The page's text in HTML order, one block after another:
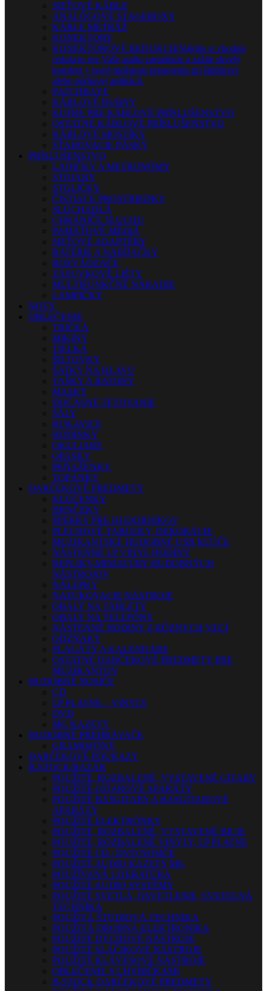
SIEŤOVÉ KÁBLE
ANALÓGOVÉ STAGEBOXY
KÁBLE METRÁŽ
KONEKTORY
KONEKTOROVÉ REDUKCIENájdite si vhodnú
redukciu pre Vaše audio zariadenie a zažite skvelý
komfort + nové možnosti prepojenia pri štúdiovej,
alebo pódiovej aplikácii.
PATCHBAYE
KÁBLOVÉ BUBNY
KUFRE PRE KÁBLOVÉ PRÍSLUŠENSTVO
OSTATNÉ KÁBLOVÉ PRÍSLUŠENSTVO
KÁBLOVÉ MOSTÍKY
SŤAHOVACIE PÁSKY
PRÍSLUŠENSTVO
LADIČKY A METRONÓMY
STOJANY
STOLIČKY
ČISTIACE PROSTRIEDKY
SLÚCHADLÁ
CHRÁNIČE SLUCHU
PAMÄŤOVÉ MÉDIÁ
SIEŤOVÉ ADAPTÉRY
BATÉRIE A NABÍJAČKY
ROZVÁDZAČE
ZÁSUVKOVÉ LIŠTY
MULTIFUNKČNÉ NÁRADIE
LAMPIČKY
NOTY
OBLEČENIE
TRIČKÁ
MIKINY
TIELKA
ŠILTOVKY
ŠATKY NA HLAVU
TAŠKY A BATOHY
MASKY
DOČASNÉ TETOVANIE
ŠÁLY
RUKAVICE
HODINKY
OKULIARE
OPASKY
PEŇAŽENKY
TOPÁNKY
DARČEKOVÉ PREDMETY
KĽÚČENKY
HRNČEKY
ŠPERKY PRE HUDOBNÍKOV
PLECHOVÉ TABUĽKY, DEKORÁCIE
MUZIKANTSKÉ HUDOBNÉ USB KĽÚČE
NÁSTENNÉ LP VINYL HODINY
REPLIKY-MINIATÚRY HUDOBNÝCH
NÁSTROJOV
NÁLEPKY
NAFUKOVACIE NÁSTROJE
OBALY NA TABLETY
OBALY NA TELEFÓNY
NÁSTENNÉ HODINY Z RÔZNYCH VECÍ
ODZNAKY
PLAGÁTY A KALENDÁRE
OSTATNÉ DARČEKOVÉ PREDMETY PRE
MUZIKANTOV
HUDOBNÉ NOSIČE
CD
LP PLATNE – VINYLY
DVD
MG KAZETY
HUDOBNÉ PREHRÁVAČE
GRAMOFÓNY
DARČEKOVÉ POUKAZY
B-STOCK/BAZÁR
POUŽITÉ, ROZBALENÉ, VYSTAVENÉ GITARY
POUŽITÉ GITAROVÉ APARÁTY
POUŽITÉ BASGITARY A BASGITAROVÉ
APARÁTY
POUŽITÉ ELEKTRÓNKY
POUŽITÉ, ROZBALENÉ, VYSTAVENÉ BICIE
POUŽITÉ, ROZBALENÉ VINYLY, LP PLATNE
POUŽITÉ CD / DVD NOSIČE
POUŽITÉ AUDIO KAZETY MG
POUŽÍVANÁ LITERATÚRA
POUŽITÉ AUDIO SYSTÉMY
POUŽITÉ SVETLÁ, OSVETLENIE, SVETELNÁ
TECHNIKA
POUŽITÁ ŠTÚDIOVÁ TECHNIKA
POUŽITÁ DROBNÁ ELEKTRONIKA
POUŽITÉ DYCHOVÉ NÁSTROJE
POUŽITÉ SLÁČIKOVÉ NÁSTROJE
POUŽITÉ KLÁVESOVÉ NÁSTROJE
OBLEČENIE S CHYBIČKAMI
B-STOCK DARČEKOVÉ PREDMETY